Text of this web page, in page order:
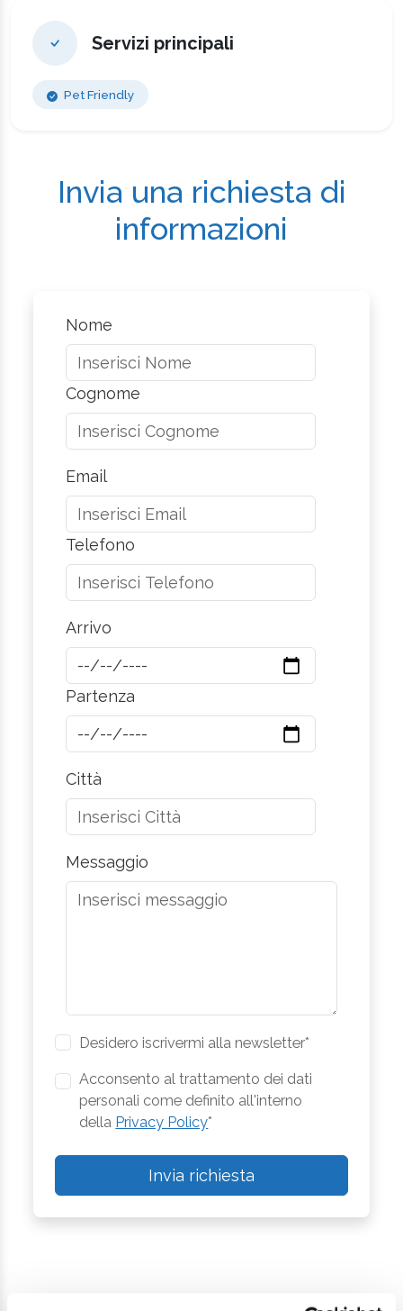
Servizi principali
Pet Friendly
Invia una richiesta di
informazioni
Nome
Cognome
Email
Telefono
Arrivo
Partenza
Città
Messaggio
Desidero iscrivermi alla newsletter*
Acconsento al trattamento dei dati
personali come definito all'interno
della Privacy Policy*
Invia richiesta